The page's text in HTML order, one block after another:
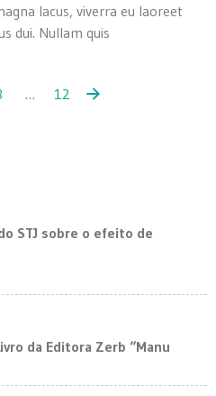
lacus, viverra eu laoreet
dui. Nullam quis
… 12
STJ sobre o efeito de
da Editora Zerb “Manu